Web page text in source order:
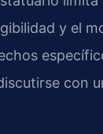
y el
con